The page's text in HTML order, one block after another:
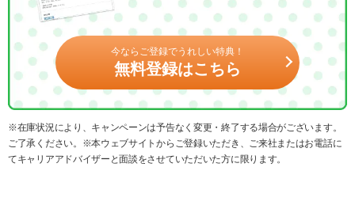
今ならご登録でうれしい特典！
無料登録はこちら
※在庫状況により、キャンペーンは予告なく変更・終了する場合がございます。
ご了承ください。※本ウェブサイトからご登録いただき、ご来社またはお電話に
てキャリアアドバイザーと面談をさせていただいた方に限ります。